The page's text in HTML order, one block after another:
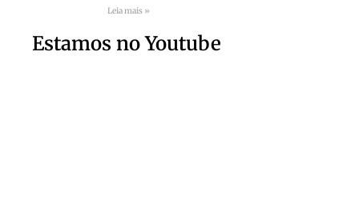
Leia mais »
Estamos no Youtube